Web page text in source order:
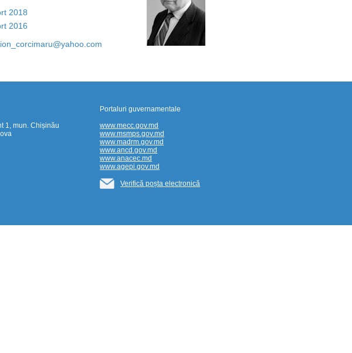
2018
2016
ion_corcimaru@yahoo.com
1, mun. Chișinău
Portaluri guvernamentale
www.mecc.gov.md
www.msmps.gov.md
www.madrm.gov.md
www.ancd.gov.md
www.anacec.md
www.agepi.gov.md
Verifică poșta electronică